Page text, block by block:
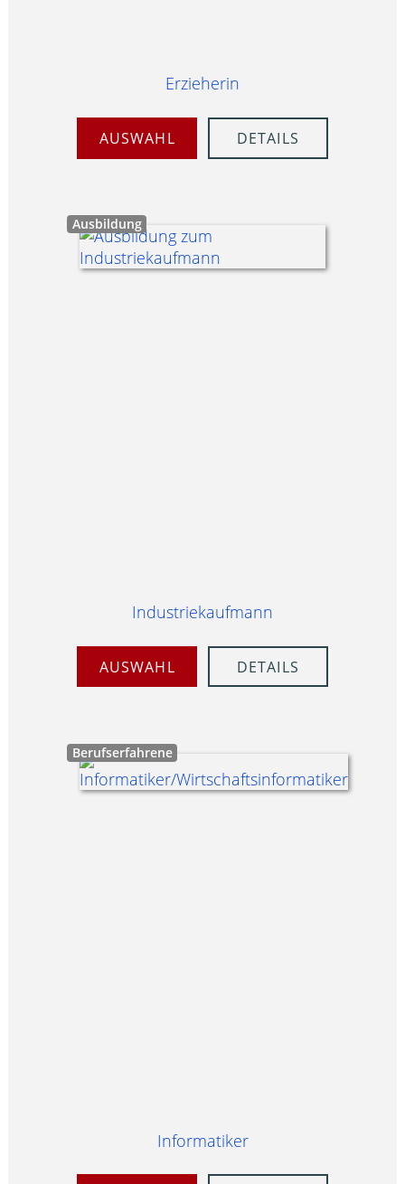
Erzieherin
AUSWAHL DETAILS
Ausbildung
Industriekaufmann
AUSWAHL DETAILS
Berufserfahrene
Informatiker